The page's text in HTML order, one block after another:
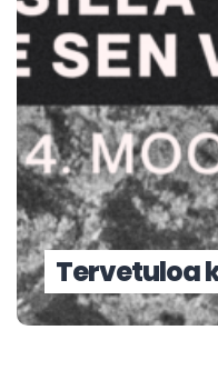
Tervetuloa